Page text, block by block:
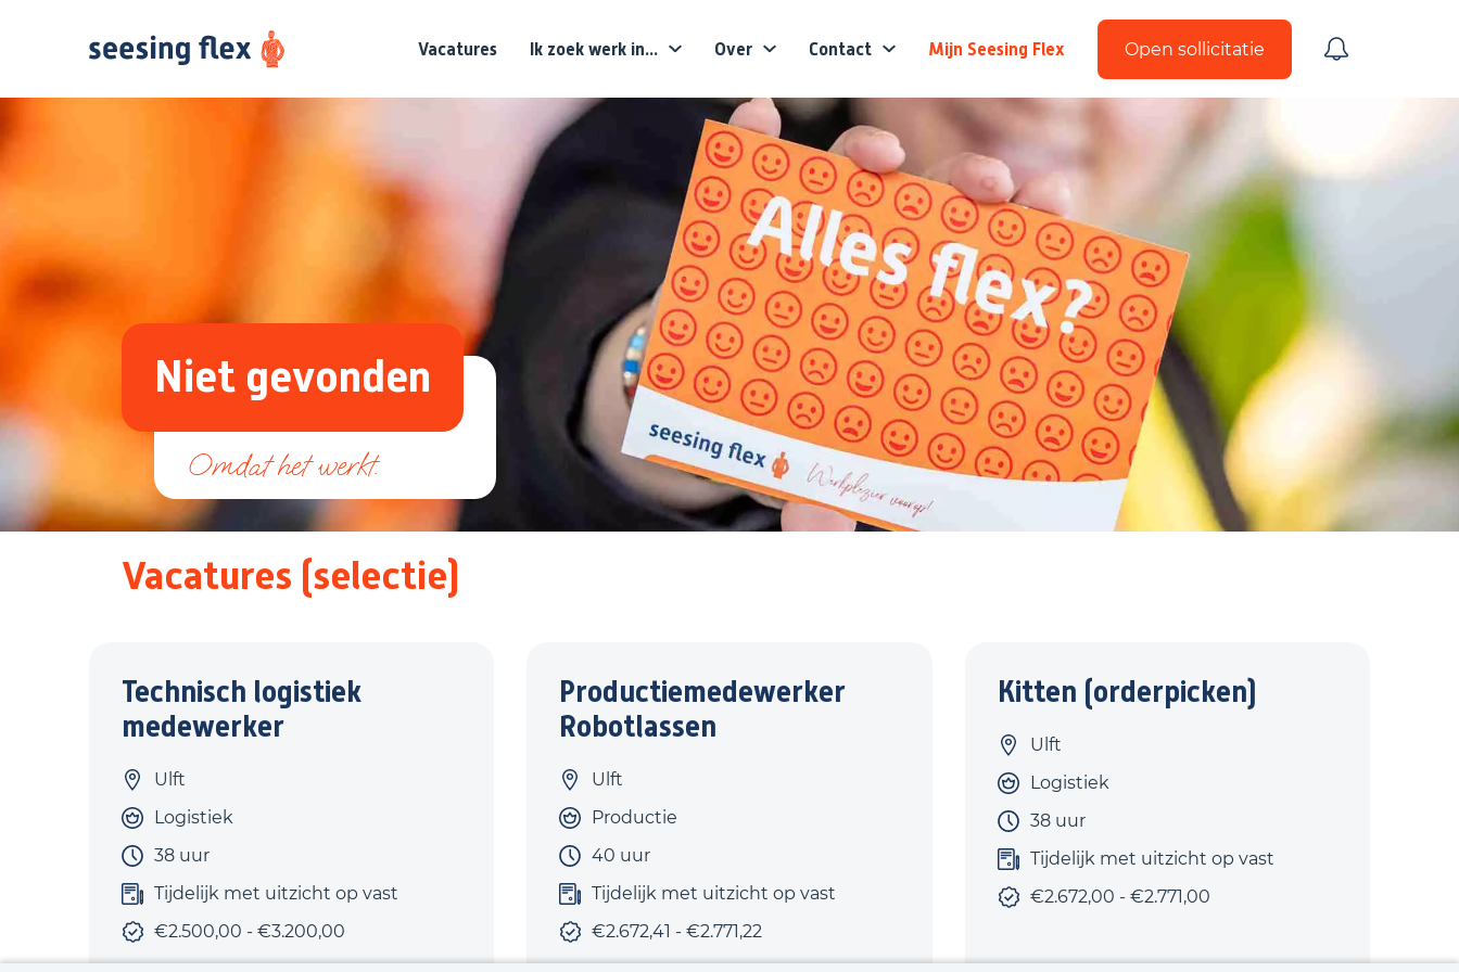
Vacatures Ik zoek werk in... Over Contact Mijn Seesing Flex Open sollicitatie
Niet gevonden
Vacatures (selectie)
Technisch logistiek
medewerker
Ulft
Logistiek
38 uur
Tijdelijk met uitzicht op vast
€2.500,00 - €3.200,00
Productiemedewerker
Robotlassen
Ulft
Productie
40 uur
Tijdelijk met uitzicht op vast
€2.672,41 - €2.771,22
Kitten (orderpicken)
Ulft
Logistiek
38 uur
Tijdelijk met uitzicht op vast
€2.672,00 - €2.771,00